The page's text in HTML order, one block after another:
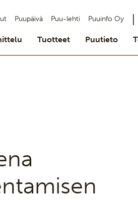
Puupäivä Puu-lehti Puuinfo Oy
Tuotteet Puutieto